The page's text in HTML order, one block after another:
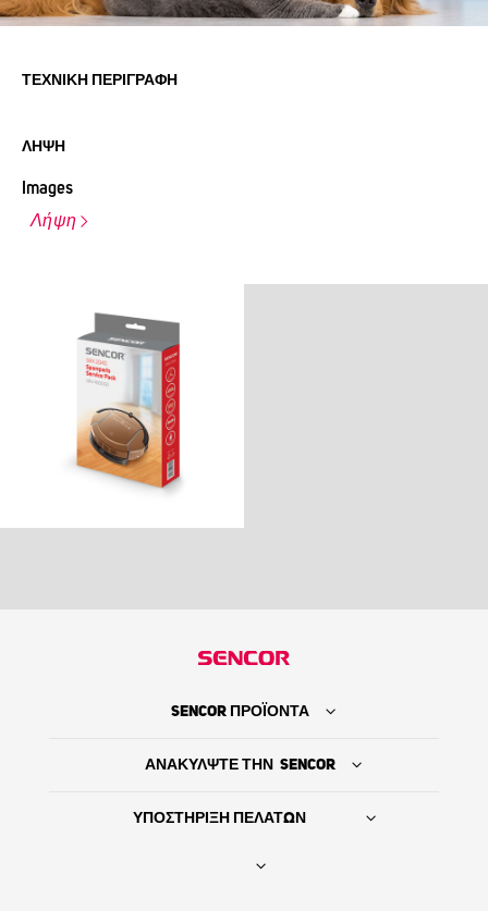
ΤΕΧΝΙΚΉ ΠΕΡΙΓΡΑΦΉ
ΛΉΨΗ
Images
Λήψη
SENCOR ΠΡΟΪΟΝΤΑ
ΑΝΑΚΥΛΨΤΕ ΤΗΝ SENCOR
ΥΠΟΣΤΗΡΙΞΗ ΠΕΛΑΤΩΝ